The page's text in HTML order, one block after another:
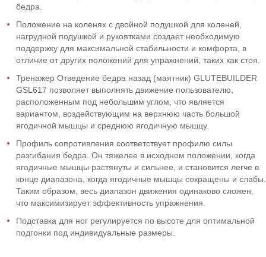
бедра.
Положение на коленях с двойной подушкой для коленей,
нагрудной подушкой и рукоятками создает необходимую
поддержку для максимальной стабильности и комфорта, в
отличие от других положений для упражнений, таких как стоя.
Тренажер Отведение бедра назад (маятник) GLUTEBUILDER
GSL617 позволяет выполнять движение пользователю,
расположенным под небольшим углом, что является
вариантом, воздействующим на верхнюю часть большой
ягодичной мышцы и среднюю ягодичную мышцу.
Профиль сопротивления соответствует профилю силы
разгибания бедра. Он тяжелее в исходном положении, когда
ягодичные мышцы растянуты и сильнее, и становится легче в
конце диапазона, когда ягодичные мышцы сокращены и слабы.
Таким образом, весь диапазон движения одинаково сложен,
что максимизирует эффективность упражнения.
Подставка для ног регулируется по высоте для оптимальной
подгонки под индивидуальные размеры.